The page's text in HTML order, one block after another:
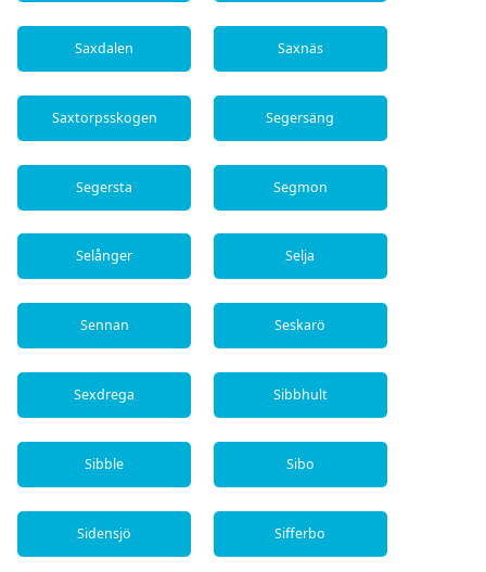
Saxdalen Saxnäs
Saxtorpsskogen Segersäng
Segersta Segmon
Selånger Selja
Sennan Seskarö
Sexdrega Sibbhult
Sibble Sibo
Sidensjö Sifferbo